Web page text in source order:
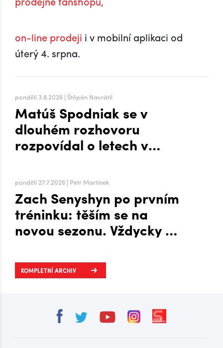
on-line prodeji i v mobilní aplikaci od
úterý 4. srpna.
pondělí 3.8.2026 | Štěpán Navrátil
Matúš Spodniak se v
dlouhém rozhovoru
rozpovídal o letech v
pondělí 27.7.2026 | Petr Martínek
Zach Senyshyn po prvním
tréninku: těším se na
novou sezonu. Vždycky mi
zima, říká o Plechárně
KOMPLETNÍ ARCHIV